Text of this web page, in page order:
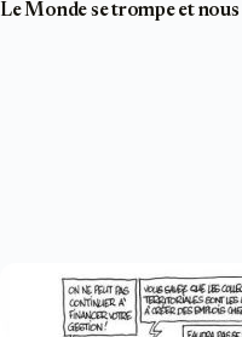
Le Monde se trompe et